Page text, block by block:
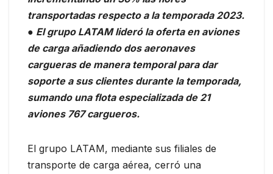
transportadas respecto a la temporada 2023.
● El grupo LATAM lideró la oferta en aviones
de carga añadiendo dos aeronaves
cargueras de manera temporal para dar
soporte a sus clientes durante la temporada,
sumando una flota especializada de 21
aviones 767 cargueros.
El grupo LATAM, mediante sus filiales de
transporte de carga aérea, cerró una